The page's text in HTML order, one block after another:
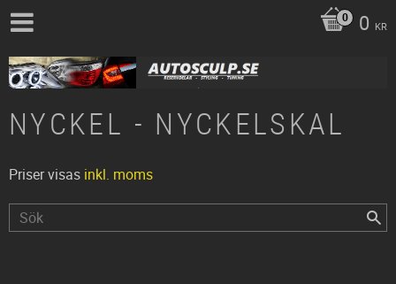
0 KR
NYCKEL - NYCKELSKAL
Priser visas inkl. moms